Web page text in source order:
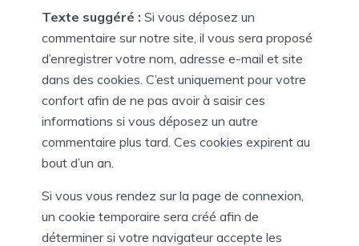
Texte suggéré : Si vous déposez un
commentaire sur notre site, il vous sera proposé
d’enregistrer votre nom, adresse e-mail et site
dans des cookies. C’est uniquement pour votre
confort afin de ne pas avoir à saisir ces
informations si vous déposez un autre
commentaire plus tard. Ces cookies expirent au
bout d’un an.
Si vous vous rendez sur la page de connexion,
un cookie temporaire sera créé afin de
déterminer si votre navigateur accepte les